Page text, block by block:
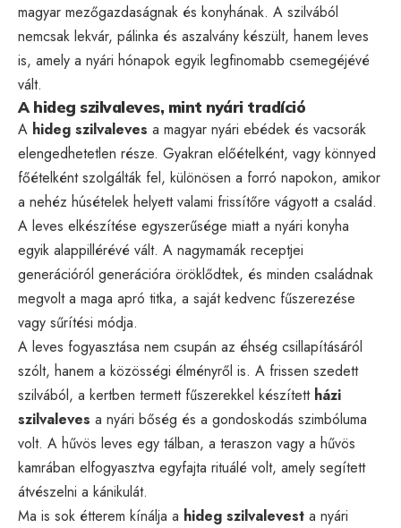
magyar mezőgazdaságnak és konyhának. A szilvából
nemcsak lekvár, pálinka és aszalvány készült, hanem leves
is, amely a nyári hónapok egyik legfinomabb csemegéjévé
vált.
A hideg szilvaleves, mint nyári tradíció
A hideg szilvaleves a magyar nyári ebédek és vacsorák
elengedhetetlen része. Gyakran előételként, vagy könnyed
főételként szolgálták fel, különösen a forró napokon, amikor
a nehéz húsételek helyett valami frissítőre vágyott a család.
A leves elkészítése egyszerűsége miatt a nyári konyha
egyik alappillérévé vált. A nagymamák receptjei
generációról generációra öröklődtek, és minden családnak
megvolt a maga apró titka, a saját kedvenc fűszerezése
vagy sűrítési módja.
A leves fogyasztása nem csupán az éhség csillapításáról
szólt, hanem a közösségi élményről is. A frissen szedett
szilvából, a kertben termett fűszerekkel készített házi
szilvaleves a nyári bőség és a gondoskodás szimbóluma
volt. A hűvös leves egy tálban, a teraszon vagy a hűvös
kamrában elfogyasztva egyfajta rituálé volt, amely segített
átvészelni a kánikulát.
Ma is sok étterem kínálja a hideg szilvalevest a nyári